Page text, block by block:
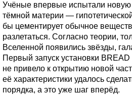
Учёные впервые испытали новую
тёмной материи —
бы цементирует обычное
разлетаться. Согласно теории,
Вселенной появились звёзды,
Первый запуск установки BREAD
не привело к открытию новой
её характеристики удалось
порядка, а это уже шаг вперёд.